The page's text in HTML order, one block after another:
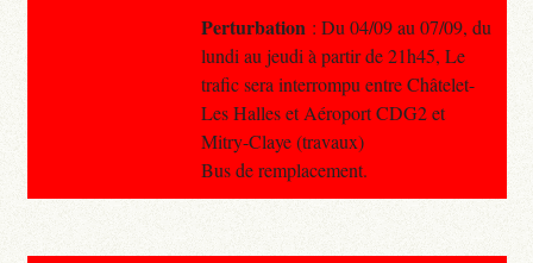
Perturbation : Du 04/09 au 07/09, du
lundi au jeudi à partir de 21h45, Le
trafic sera interrompu entre Châtelet-
Les Halles et Aéroport CDG2 et
Mitry-Claye (travaux)
Bus de remplacement.